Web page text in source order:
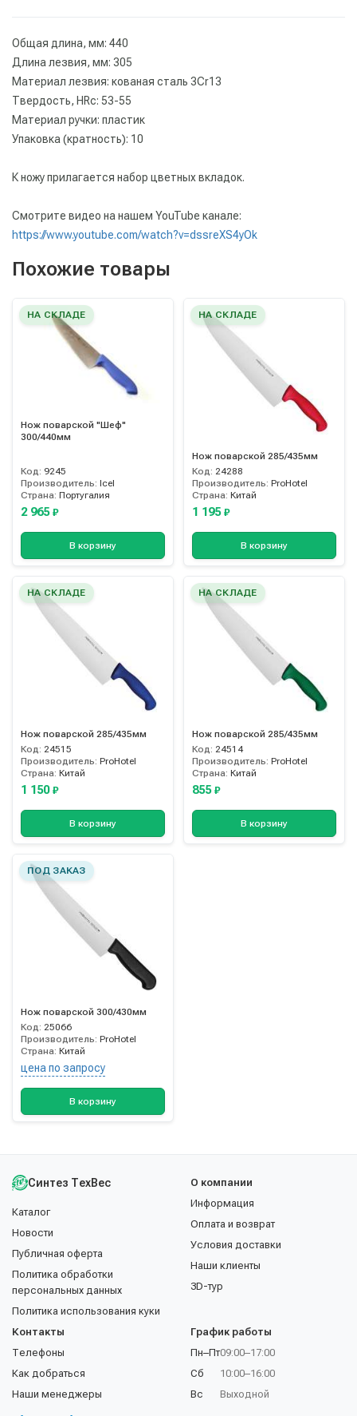
Общая длина, мм: 440
Длина лезвия, мм: 305
Материал лезвия: кованая сталь 3Сr13
Твердость, HRc: 53-55
Материал ручки: пластик
Упаковка (кратность): 10
К ножу прилагается набор цветных вкладок.
Cмотрите видео на нашем YouTube канале:
https://www.youtube.com/watch?v=dssreXS4yOk
Похожие товары
НА СКЛАДЕ
Нож поварской "Шеф"
300/440мм
Код: 9245
Производитель: Icel
Страна: Португалия
2 965 ₽
В корзину
НА СКЛАДЕ
Нож поварской 285/435мм
Код: 24288
Производитель: ProHotel
Страна: Китай
1 195 ₽
В корзину
НА СКЛАДЕ
Нож поварской 285/435мм
Код: 24515
Производитель: ProHotel
Страна: Китай
1 150 ₽
В корзину
НА СКЛАДЕ
Нож поварской 285/435мм
Код: 24514
Производитель: ProHotel
Страна: Китай
855 ₽
В корзину
ПОД ЗАКАЗ
Нож поварской 300/430мм
Код: 25066
Производитель: ProHotel
Страна: Китай
цена по запросу
В корзину
Синтез ТехВес
Каталог
Новости
Публичная оферта
Политика обработки
персональных данных
Политика использования куки
О компании
Информация
Оплата и возврат
Условия доставки
Наши клиенты
3D-тур
Контакты
Телефоны
Как добраться
Наши менеджеры
График работы
Пн–Пт
Сб
Вс
09:00–17:00
10:00–16:00
Выходной